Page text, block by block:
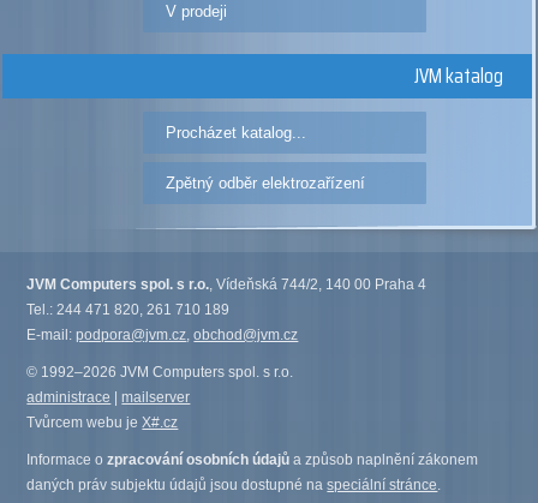
V prodeji
JVM katalog
Procházet katalog...
Zpětný odběr elektrozařízení
JVM Computers spol. s r.o., Vídeňská 744/2, 140 00 Praha 4
Tel.: 244 471 820, 261 710 189
E-mail:podpora@jvm.cz,obchod@jvm.cz
© 1992–2026 JVM Computers spol. s r.o.
administrace |mailserver
Tvůrcem webu jeX#.cz
Informace ozpracování osobních údajů a způsob naplnění zákonem
daných práv subjektu údajů jsou dostupné naspeciální stránce.